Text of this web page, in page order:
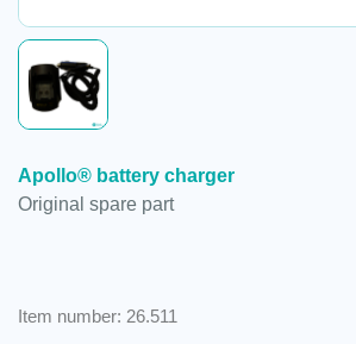
Apollo® battery charger
Original spare part
Item number: 26.511